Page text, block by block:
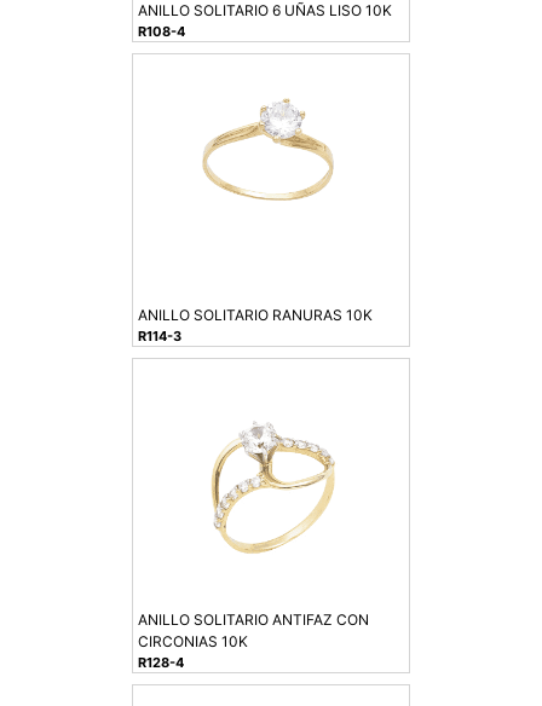
ANILLO SOLITARIO 6 UÑAS LISO 10K
R108-4
ANILLO SOLITARIO RANURAS 10K
R114-3
ANILLO SOLITARIO ANTIFAZ CON
CIRCONIAS 10K
R128-4